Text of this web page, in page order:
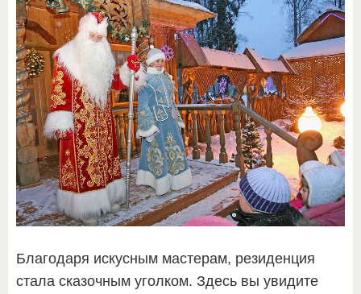
Благодаря искусным мастерам, резиденция
стала сказочным уголком. Здесь вы увидите